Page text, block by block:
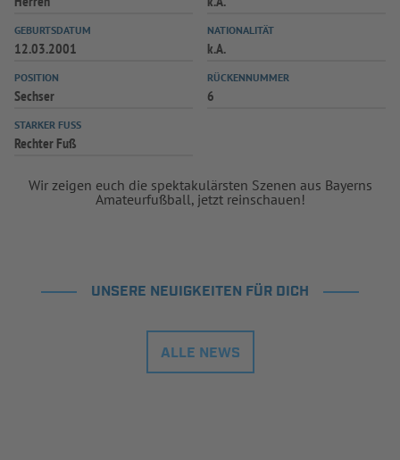
GEBURTSDATUM
12.03.2001
NATIONALITÄT
k.A.
POSITION
Sechser
RÜCKENNUMMER
6
STARKER FUSS
Rechter Fuß
Wir zeigen euch die spektakulärsten Szenen aus Bayerns
Amateurfußball, jetzt reinschauen!
UNSERE NEUIGKEITEN FÜR DICH
ALLE NEWS